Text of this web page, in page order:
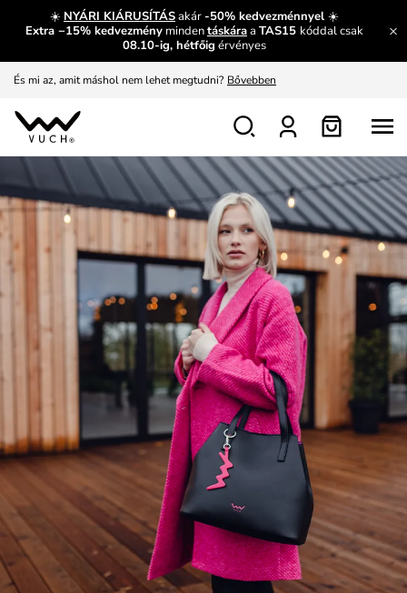
☀️ NYÁRI KIÁRUSÍTÁSakár-50% kedvezménnyel ☀️
Extra −15% kedvezmény mindentáskáraa TAS15 kóddal csak
08.10-ig, hétfőig érvényes
És mi az, amit máshol nem lehet megtudni? Bővebben
Fedezze fel velünk az újdonságokat. Megtekintés
Meríts ihletet Mutatni
Ingyenes csere és visszaküldés Megtekintés